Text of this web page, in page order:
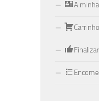
A
Carrinho